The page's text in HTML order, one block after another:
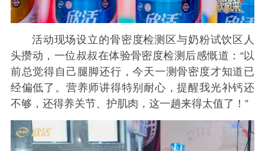
活动现场设立的骨密度检测区与奶粉试饮区人
头攒动，一位叔叔在体验骨密度检测后感慨道：“以
前总觉得自己腿脚还行，今天一测骨密度才知道已
经偏低了。营养师讲得特别耐心，提醒我光补钙还
不够，还得养关节、护肌肉，这一趟来得太值了！”